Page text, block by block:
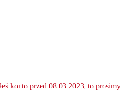
konto przed 08.03.2023, to prosimy